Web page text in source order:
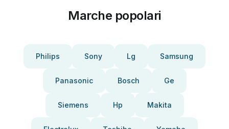
Marche popolari
Philips Sony Lg Samsung
Panasonic Bosch Ge
Siemens Hp Makita